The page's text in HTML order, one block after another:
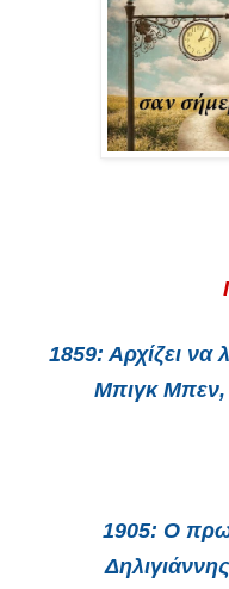
1859: Αρχίζει να
Μπιγκ Μπεν,
1905: Ο